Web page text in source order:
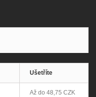
Ušetříte
Až do 48,75 CZK